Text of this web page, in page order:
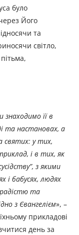
було
Його
та
світло,
знаходимо її в
та настановах, а
святих: у тих,
і в тих, як
з якими
і бабусях, людях
радістю та
з Євангелієм», –
прикладові
день за